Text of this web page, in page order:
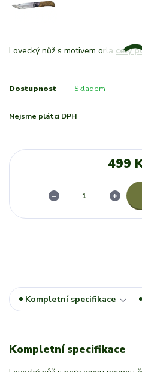
Lovecký nůž s motivem orla celý
Dostupnost Skladem
Nejsme plátci DPH
499
Kompletní specifikace
Kompletní specifikace